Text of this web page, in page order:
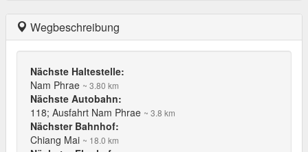
Wegbeschreibung
Nächste Haltestelle:
Nam Phrae ~ 3.80 km
Nächste Autobahn:
118; Ausfahrt Nam Phrae ~ 3.8 km
Nächster Bahnhof:
Chiang Mai ~ 18.0 km